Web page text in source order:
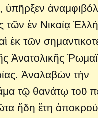
ὑπῆρξεν
τῶν ἐν Νικαίᾳ
ἐκ τῶν
Ἀνατολικῆς
Ἀναλαβὼν τὴν
τῷ θανάτῳ τοῦ
ἤδη ἔτη